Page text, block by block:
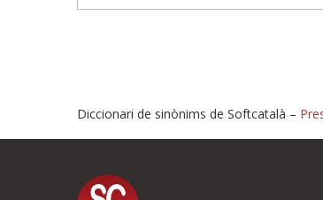
Proposeu-nos
Diccionari de sinònims de Softcatalà –